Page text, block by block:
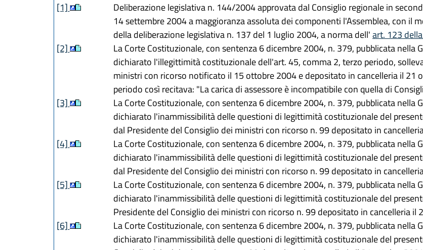
[1]
Deliberazione legislativa n. 144/2004 approvata dal Consiglio regionale in
14 settembre 2004 a maggioranza assoluta dei componenti l'Assemblea, con il
della deliberazione legislativa n. 137 del 1 luglio 2004, a norma dell'art. 123
[2]
La Corte Costituzionale, con sentenza 6 dicembre 2004, n. 379, pubblicata nella
dichiarato l'illegittimità costituzionale dell'art. 45, comma 2, terzo periodo,
ministri con ricorso notificato il 15 ottobre 2004 e depositato in cancelleria il 21
periodo così recitava: "La carica di assessore è incompatibile con quella di
[3]
La Corte Costituzionale, con sentenza 6 dicembre 2004, n. 379, pubblicata nella
dichiarato l'inammissibilità delle questioni di legittimità costituzionale del
dal Presidente del Consiglio dei ministri con ricorso n. 99 depositato in
[4]
La Corte Costituzionale, con sentenza 6 dicembre 2004, n. 379, pubblicata nella
dichiarato l'inammissibilità delle questioni di legittimità costituzionale del
dal Presidente del Consiglio dei ministri con ricorso n. 99 depositato in
[5]
La Corte Costituzionale, con sentenza 6 dicembre 2004, n. 379, pubblicata nella
dichiarato l'inammissibilità delle questioni di legittimità costituzionale del
Presidente del Consiglio dei ministri con ricorso n. 99 depositato in cancelleria il
[6]
La Corte Costituzionale, con sentenza 6 dicembre 2004, n. 379, pubblicata nella
dichiarato l'inammissibilità delle questioni di legittimità costituzionale del